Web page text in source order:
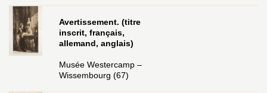
Avertissement. (titre
inscrit, français,
allemand, anglais)
Musée Westercamp –
Wissembourg (67)